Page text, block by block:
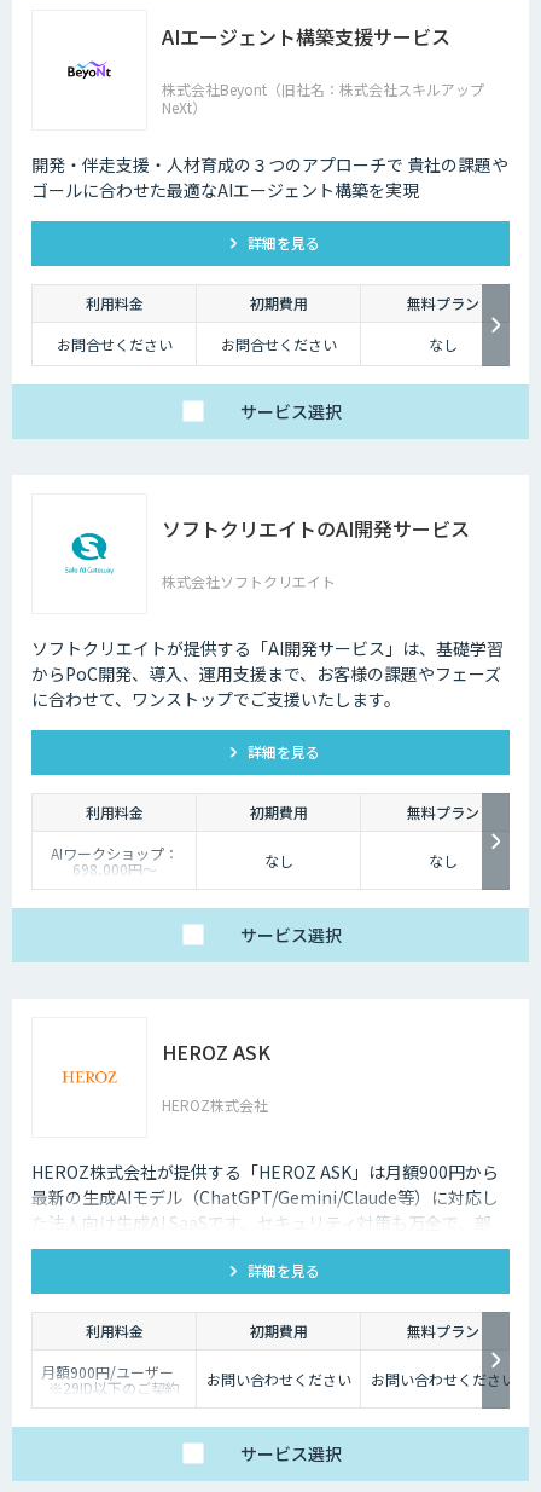
AIエージェント構築支援サービス
株式会社Beyont（旧社名：株式会社スキルアップ
NeXt）
開発・伴走支援・人材育成の３つのアプローチで 貴社の課題や
ゴールに合わせた最適なAIエージェント構築を実現
詳細を見る
利用料金 初期費用
無料プラン
お問合せください
お問合せください なし
サービス選択
ソフトクリエイトのAI開発サービス
株式会社ソフトクリエイト
ソフトクリエイトが提供する「AI開発サービス」は、基礎学習
からPoC開発、導入、運用支援まで、お客様の課題やフェーズ
に合わせて、ワンストップでご支援いたします。
詳細を見る
利用料金 初期費用
無料プラン
AIワークショップ：
698,000円〜
PoC開発：4,800,000
なし なし
サービス選択
HEROZ ASK
HEROZ株式会社
HEROZ株式会社が提供する「HEROZ ASK」は月額900円から
最新の生成AIモデル（ChatGPT/Gemini/Claude等）に対応し
た法人向け生成AI SaaSです。セキュリティ対策も万全で、部
署・グループごとの活用が可能です。RAGやダッシュボードの
搭載から議事録やOCR、スライド生成等のオプション機能も充
実しており、社内の生成AI活用の促進、定着までを伴走して支
援します。
詳細を見る
利用料金 初期費用
無料プラン
月額900円/ユーザー
※29ID以下のご契約
は、月額1,980円/ユー
お問い合わせください お問い合わせください
サービス選択